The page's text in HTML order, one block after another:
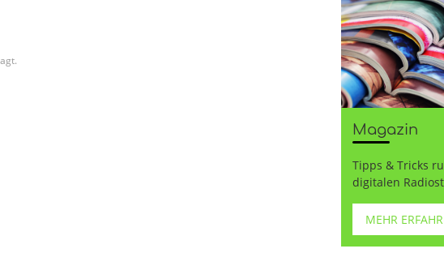
Magazin
Tipps & Tricks
digitalen
MEHR